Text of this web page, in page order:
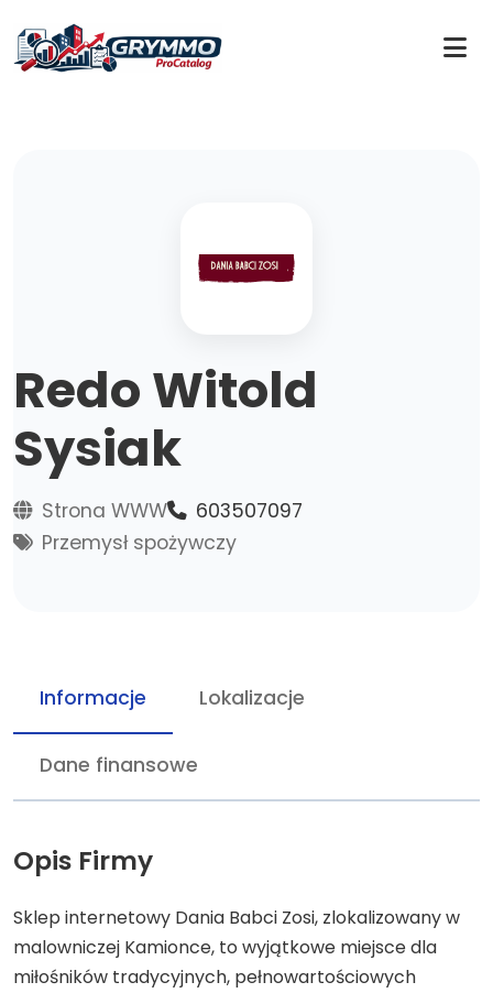
Redo Witold
Sysiak
Strona WWW
603507097
Przemysł spożywczy
Informacje Lokalizacje
Dane finansowe
Opis Firmy
Sklep internetowy Dania Babci Zosi, zlokalizowany w
malowniczej Kamionce, to wyjątkowe miejsce dla
miłośników tradycyjnych, pełnowartościowych